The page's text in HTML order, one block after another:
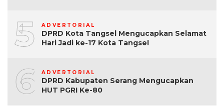
5 ADVERTORIAL
DPRD Kota Tangsel Mengucapkan Selamat
Hari Jadi ke-17 Kota Tangsel
6 ADVERTORIAL
DPRD Kabupaten Serang Mengucapkan
HUT PGRI Ke-80